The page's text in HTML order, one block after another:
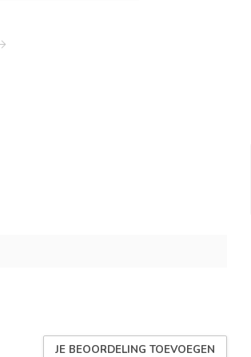
JE BEOORDELING TOEVOEGEN